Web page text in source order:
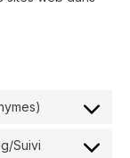
Suivi